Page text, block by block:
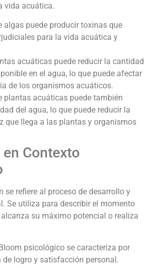
vida acuática.
algas puede producir toxinas que
para la vida acuática y
acuáticas puede reducir la cantidad
en el agua, lo que puede afectar
de los organismos acuáticos.
plantas acuáticas puede también
del agua, lo que puede reducir la
que llega a las plantas y organismos
Contexto
se refiere al proceso de desarrollo y
Se utiliza para describir el momento
su máximo potencial o realiza
psicológico se caracteriza por
de logro y satisfacción personal.